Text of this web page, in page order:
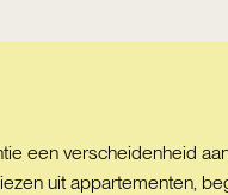
een verscheidenheid
uit appartementen,